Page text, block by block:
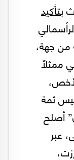
بتأكيد
من جهة،
ممثلاً
ثمة
أصلح
عبر